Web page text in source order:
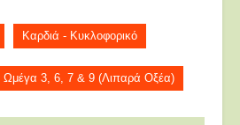
Καρδιά - Κυκλοφορικό
Ωμέγα 3, 6, 7 & 9 (Λιπαρά Οξέα)